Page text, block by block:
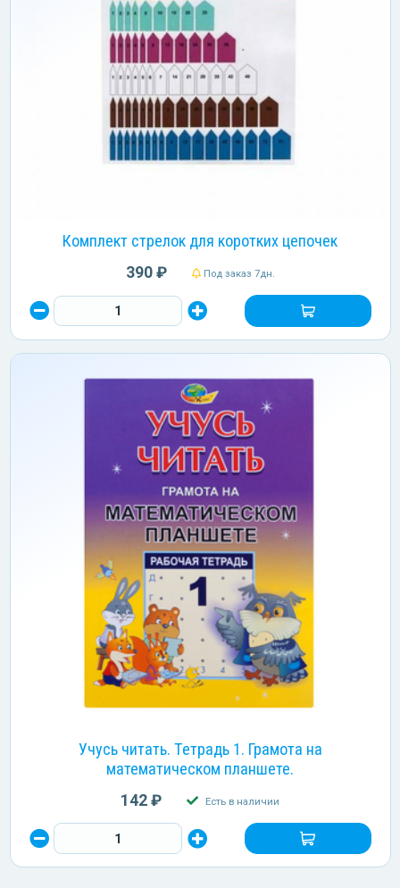
Комплект стрелок для коротких цепочек
390 ₽ Под заказ 7дн.
Учусь читать. Тетрадь 1. Грамота на
математическом планшете.
142 ₽ Есть в наличии